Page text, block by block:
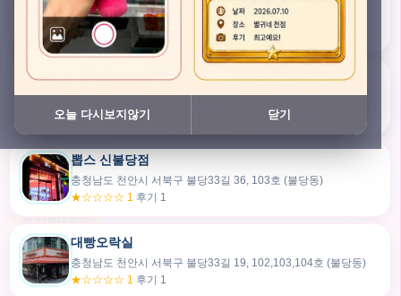
충청남도 천안시 서북구 불당33길 47, 106호 (불당동)
★☆☆☆☆ 1 후기 1
쿠보 신불당점
충청남도 천안시 서북구 불당33길 35, 105호 (불당동)
★★★☆☆ 2.5후기 2
뽑스 신불당점
충청남도 천안시 서북구 불당33길 36, 103호 (불당동)
★☆☆☆☆ 1 후기 1
대빵오락실
충청남도 천안시 서북구 불당33길 19, 102,103,104호 (불당동)
★☆☆☆☆ 1 후기 1
30m
내위치
💬 카톡대화방
오늘 다시보지않기 닫기